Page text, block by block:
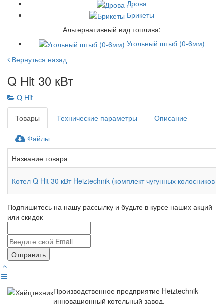
Дрова
Брикеты
Альтернативный вид топлива:
Угольный штыб (0-6мм)
Вернуться назад
Q Hit 30 кВт
Q Hit
Товары Технические параметры Описание
Файлы
Название товара
Котел Q Hit 30 кВт Heiztechnik (комплект чугунных колосников /
Подпишитесь на нашу рассылку и будьте в курсе наших акций
или скидок
Отправить
Производственное предприятие Heiztechnik -
инновационный котельный завод,